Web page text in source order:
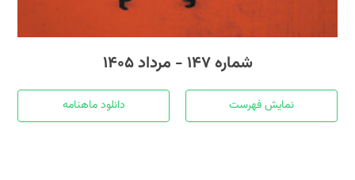
شماره ۱۴۷ - مرداد ۱۴۰۵
نمایش فهرست دانلود ماهنامه